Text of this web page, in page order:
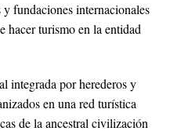
fundaciones internacionales
hacer turismo en la entidad
integrada por herederos y
en una red turística
de la ancestral civilización